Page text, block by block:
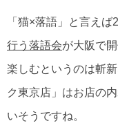
「猫×落語」と言えば
行う落語会が大阪で
楽しむというのは斬
ク東京店」はお店の
いそうですね。